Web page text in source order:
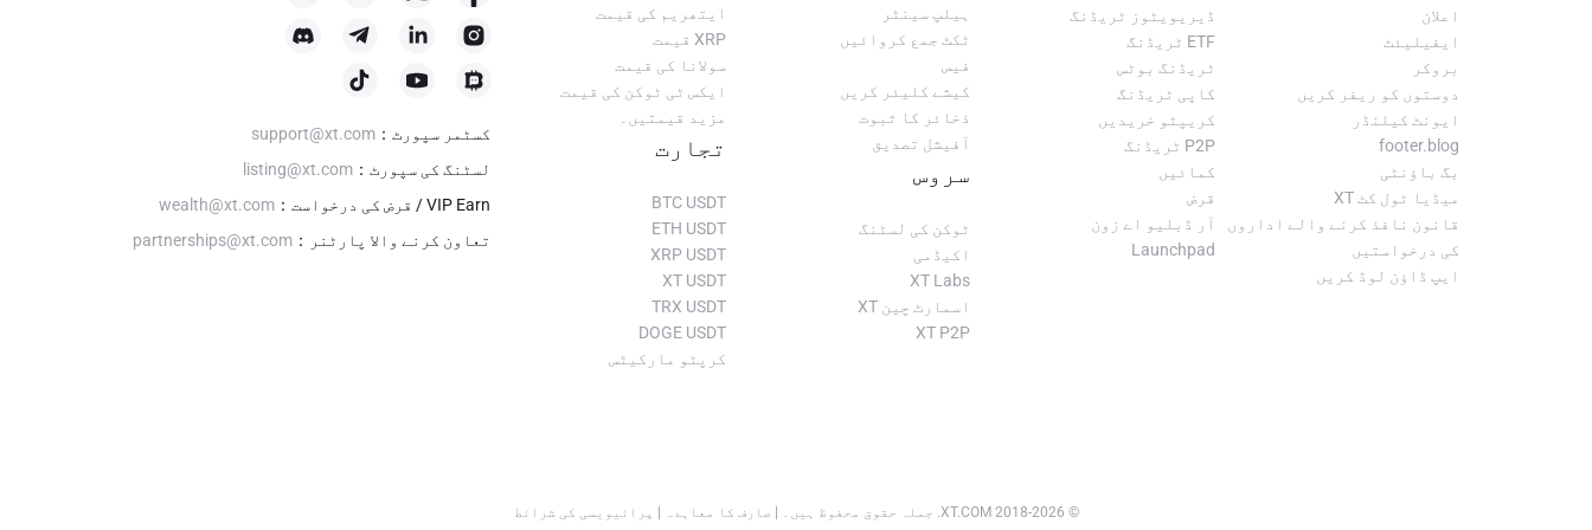
اعلان
ایفیلیئٹ
بروکر
دوستوں کو ریفر کریں
ایونٹ کیلنڈر
footer.blog
بگ باؤنٹی
میڈیا ٹول کٹ XT
قانون نافذ کرنے والے اداروں
کی درخواستیں
ایپ ڈاؤن لوڈ کریں
ڈیریویٹوز ٹریڈنگ
ETF ٹریڈنگ
ٹریڈنگ بوٹس
کاپی ٹریڈنگ
کریپٹو خریدیں
P2P ٹریڈنگ
کمائیں
قرض
آر ڈبلیو اے زون
Launchpad
ہیلپ سینٹر
ٹکٹ جمع کروائیں
فیس
کیشے کلیئر کریں
ذخائر کا ثبوت
آفیشل تصدیق
سروس
ٹوکن کی لسٹنگ
اکیڈمی
XT Labs
اسمارٹ چین XT
XT P2P
ایتھریم کی قیمت
XRP قیمت
سولانا کی قیمت
ایکس ٹی ٹوکن کی قیمت
مزید قیمتیں۔
تجارت
BTC USDT
ETH USDT
XRP USDT
XT USDT
TRX USDT
DOGE USDT
کرپٹو مارکیٹس
کسٹمر سپورٹ ：
support@xt.com
لسٹنگ کی سپورٹ ：
listing@xt.com
VIP Earn / قرض کی درخواست
：
wealth@xt.com
تعاون کرنے والا پارٹنر
：
partnerships@xt.com
© 2018-
2026
XT.COM
. جملہ حقوق محفوظ ہیں۔ صارف کا معاہدہ پرائیویسی کی شرائط